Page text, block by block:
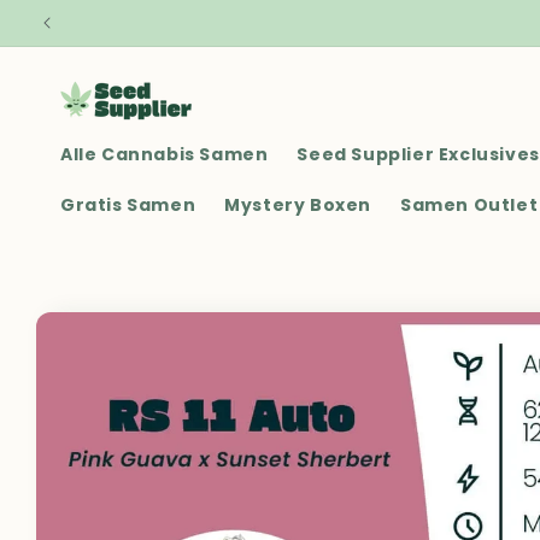
Direkt zum
Inhalt
Alle Cannabis Samen Seed Supplier Exclusives
Gratis Samen Mystery Boxen Samen Outlet